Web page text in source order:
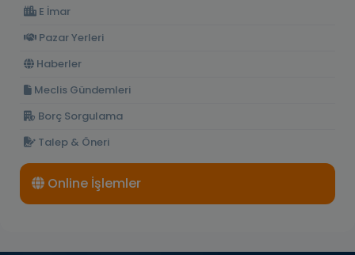
E İmar
Pazar Yerleri
Haberler
Meclis Gündemleri
Borç Sorgulama
Talep & Öneri
Online İşlemler